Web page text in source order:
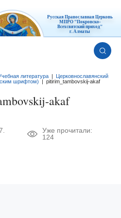
Русская Православная Церковь
МПРО "Покровско-
Всехсвятский приход"
г. Алматы
литература
Церковнославянский
шрифтом) pitirim_tambovskij-akaf
akaf
Уже прочитали:
124